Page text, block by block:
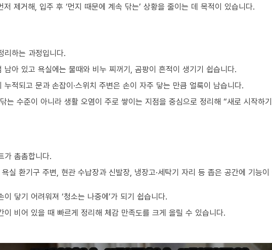
저 제거해, 입주 후 ‘먼지 때문에 계속 닦는’ 상황을 줄이는 데 목적이 있습니다.
리하는 과정입니다.
남아 있고 욕실에는 물때와 비누 찌꺼기, 곰팡이 흔적이 생기기 쉽습니다.
적되고 문과 손잡이·스위치 주변은 손이 자주 닿는 만큼 얼룩이 남습니다.
는 수준이 아니라 생활 오염이 주로 쌓이는 지점을 중심으로 정리해 “새로 시작하
가 촘촘합니다.
실 환기구 주변, 현관 수납장과 신발장, 냉장고·세탁기 자리 등 좁은 공간에 기능
닿기 어려워져 ‘청소는 나중에’가 되기 쉽습니다.
이 비어 있을 때 빠르게 정리해 체감 만족도를 크게 올릴 수 있습니다.